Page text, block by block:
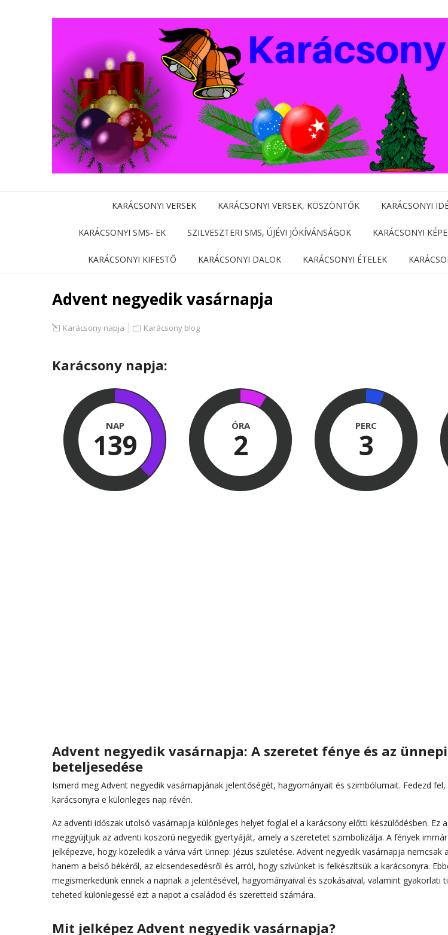
KARÁCSONYI VERSEK KARÁCSONYI VERSEK, KÖSZÖNTŐK KARÁCSONYI
KARÁCSONYI SMS- EK SZILVESZTERI SMS, ÚJÉVI JÓKÍVÁNSÁGOK KARÁCSONYI
KARÁCSONYI KIFESTŐ KARÁCSONYI DALOK KARÁCSONYI ÉTELEK
Advent negyedik vasárnapja
Karácsony napja Karácsony blog
Karácsony napja:
NAP
139
ÓRA
2
PERC
3
Advent negyedik vasárnapja: A szeretet fénye és az
beteljesedése
Ismerd meg Advent negyedik vasárnapjának jelentőségét, hagyományait és szimbólumait. Fedezd
karácsonyra e különleges nap révén.
Az adventi időszak utolsó vasárnapja különleges helyet foglal el a karácsony előtti készülődésben. Ez
meggyújtjuk az adventi koszorú negyedik gyertyáját, amely a szeretetet szimbolizálja. A fények
jelképezve, hogy közeledik a várva várt ünnep: Jézus születése. Advent negyedik vasárnapja nemcsak
hanem a belső békéről, az elcsendesedésről és arról, hogy szívünket is felkészítsük a karácsonyra.
megismerkedünk ennek a napnak a jelentésével, hagyományaival és szokásaival, valamint gyakorlati
teheted különlegessé ezt a napot a családod és szeretteid számára.
Mit jelképez Advent negyedik vasárnapja?